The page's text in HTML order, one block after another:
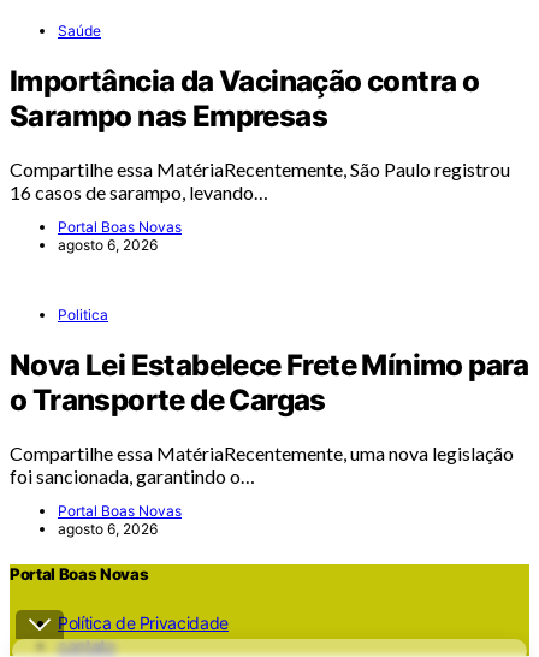
Saúde
Importância da Vacinação contra o
Sarampo nas Empresas
Compartilhe essa MatériaRecentemente, São Paulo registrou
16 casos de sarampo, levando…
Portal Boas Novas
agosto 6, 2026
Politica
Nova Lei Estabelece Frete Mínimo para
o Transporte de Cargas
Compartilhe essa MatériaRecentemente, uma nova legislação
foi sancionada, garantindo o…
Portal Boas Novas
agosto 6, 2026
Portal Boas Novas
Política de Privacidade
contato